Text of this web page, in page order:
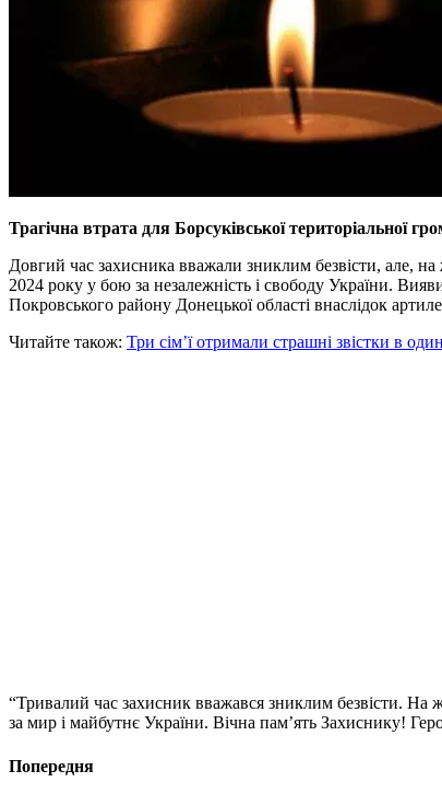
Трагічна втрата для Борсуківської територіальної
Довгий час захисника вважали зниклим безвісти, але, на
2024 року у бою за незалежність і свободу України.
Покровського району Донецької області внаслідок
Читайте також: Три сім’ї отримали страшні звістки в
“Тривалий час захисник вважався зниклим безвісти.
за мир і майбутнє України. Вічна пам’ять Захиснику!
Попередня